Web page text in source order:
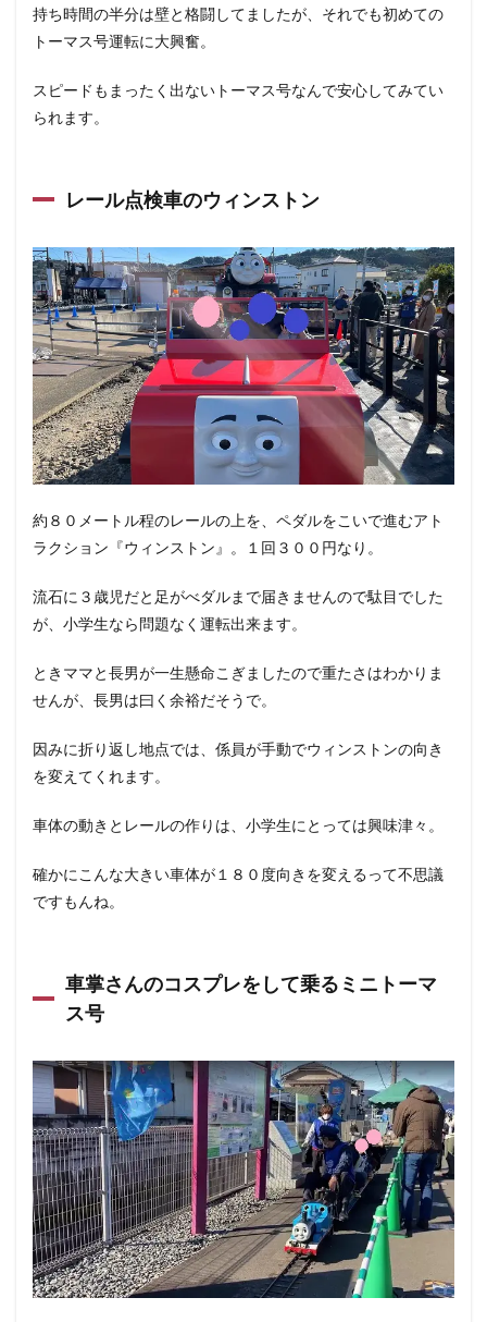
持ち時間の半分は壁と格闘してましたが、それでも初めての
トーマス号運転に大興奮。
スピードもまったく出ないトーマス号なんで安心してみてい
られます。
レール点検車のウィンストン
約８０メートル程のレールの上を、ペダルをこいで進むアト
ラクション『ウィンストン』。１回３００円なり。
流石に３歳児だと足がべダルまで届きませんので駄目でした
が、小学生なら問題なく運転出来ます。
ときママと長男が一生懸命こぎましたので重たさはわかりま
せんが、長男は曰く余裕だそうで。
因みに折り返し地点では、係員が手動でウィンストンの向き
を変えてくれます。
車体の動きとレールの作りは、小学生にとっては興味津々。
確かにこんな大きい車体が１８０度向きを変えるって不思議
ですもんね。
車掌さんのコスプレをして乗るミニトーマ
ス号